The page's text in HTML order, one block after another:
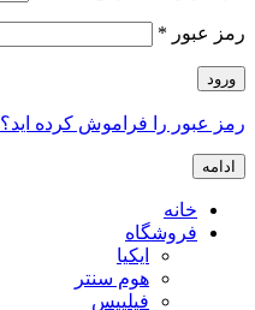
رمز عبور *
ورود
رمز عبور را فراموش کرده اید؟
ادامه
خانه
فروشگاه
ایکیا
هوم سنتر
فیلیپس